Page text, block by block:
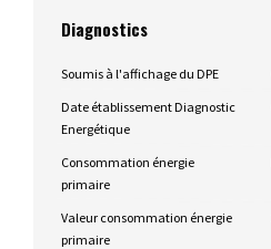
Diagnostics
Soumis à l'affichage du DPE
Date établissement Diagnostic
Energétique
Consommation énergie
primaire
Valeur consommation énergie
primaire